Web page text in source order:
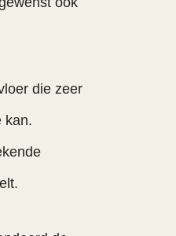
die zeer
kan.